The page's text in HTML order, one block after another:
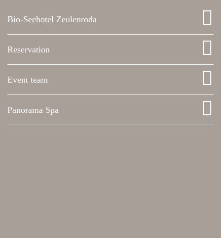
Bio-Seehotel Zeulenroda
Reservation
Event team
Panorama Spa